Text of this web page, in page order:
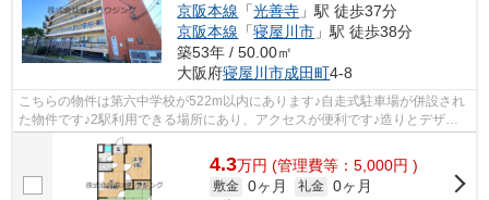
京阪本線 「光善寺 」駅 徒歩37分
京阪本線 「寝屋川市 」駅 徒歩38分
築53年 / 50.00㎡
大阪府寝屋川市成田町4-8
こちらの物件は第六中学校が522m以内にあります♪自走式駐車場が併設され
た物件です♪2駅利用できる場所にあり、アクセスが便利です♪造りとデザイ
ンに関して、自信をもって情報を提供で...
4.3万円 (管理費等：5,000円 )
敷金 0ヶ月 礼金 0ヶ月